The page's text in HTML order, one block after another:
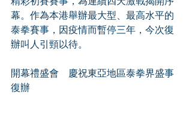
幕。作為本港舉辦最大型、最高水平的
泰拳賽事，因疫情而暫停三年，今次復
辦叫人引頸以待。
開幕禮盛會    慶祝東亞地區泰拳界盛事
復辦